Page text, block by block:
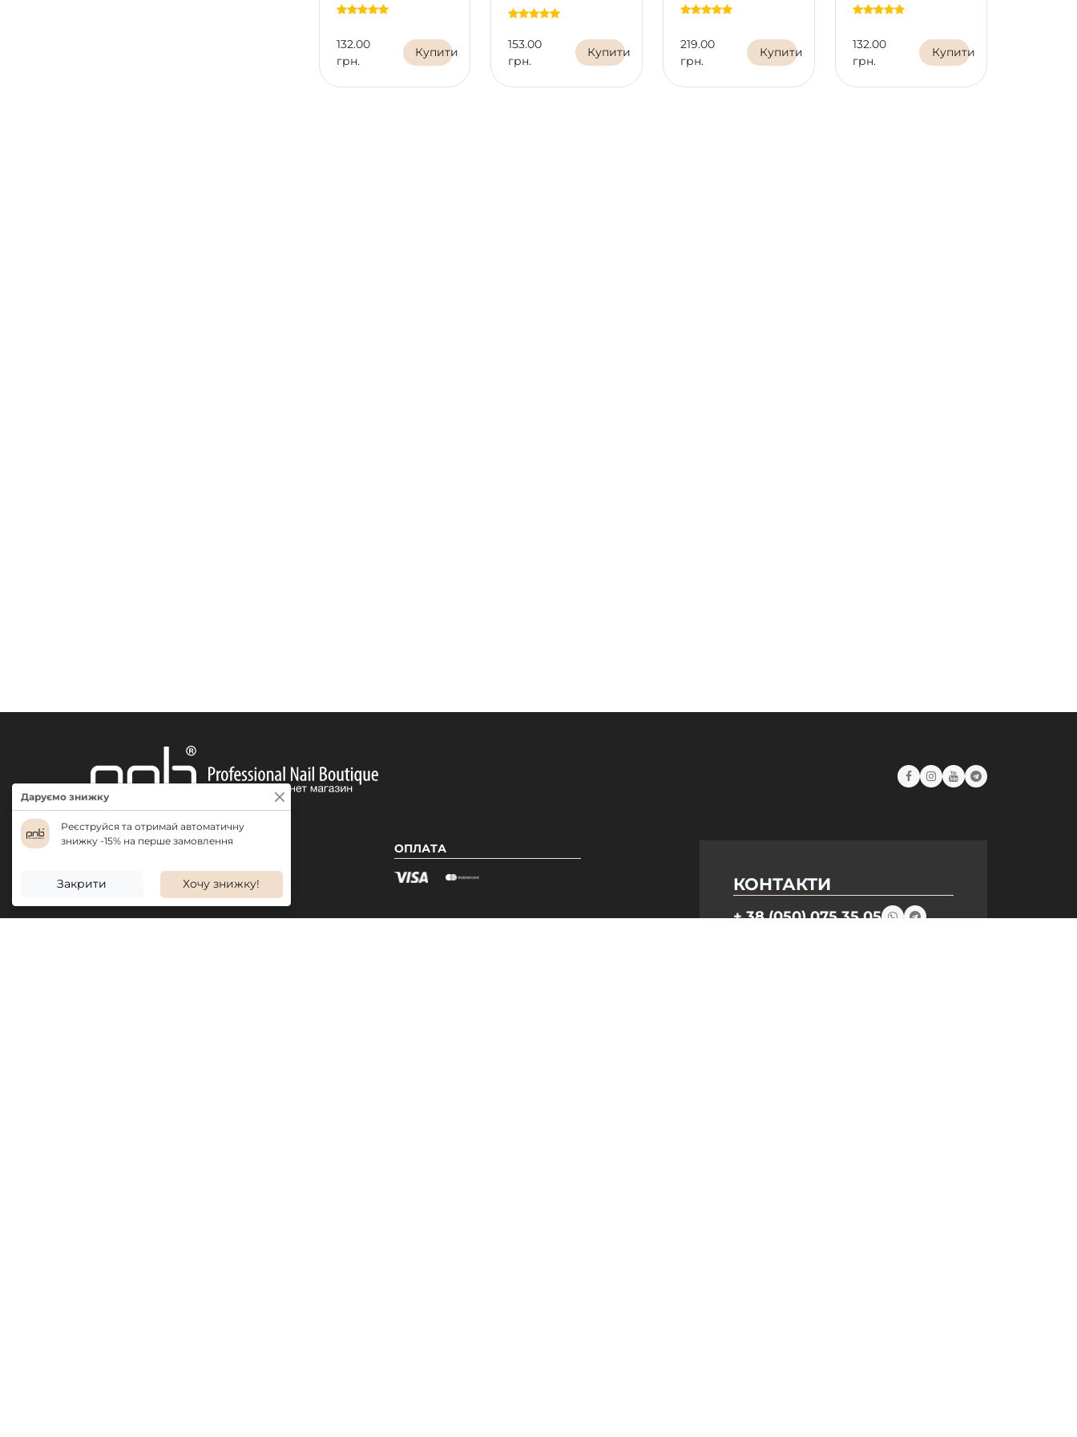
132.00
грн.
Купити
153.00
грн.
Купити
219.00
грн.
Купити
132.00
грн.
Купити
ДОСТАВКА ОПЛАТА
КОНТАКТИ
+ 38 (050) 075 35 05
Даруємо знижку
Реєструйся та отримай автоматичну
знижку -15% на перше замовлення
Закрити Хочу знижку!